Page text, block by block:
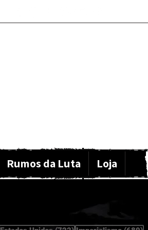
Rumos da Luta Loja